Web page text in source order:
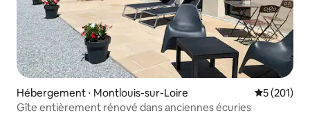
Hébergement ⋅ Montlouis-sur-Loire Évaluation
5 (201)
Gîte entièrement rénové dans anciennes écuries